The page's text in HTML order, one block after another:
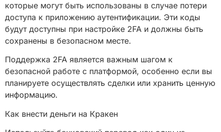
которые могут быть использованы в случае потери
доступа к приложению аутентификации. Эти коды
будут доступны при настройке 2FA и должны быть
сохранены в безопасном месте.
Поддержка 2FA является важным шагом к
безопасной работе с платформой, особенно если вы
планируете осуществлять сделки или хранить ценную
информацию.
Как внести деньги на Кракен